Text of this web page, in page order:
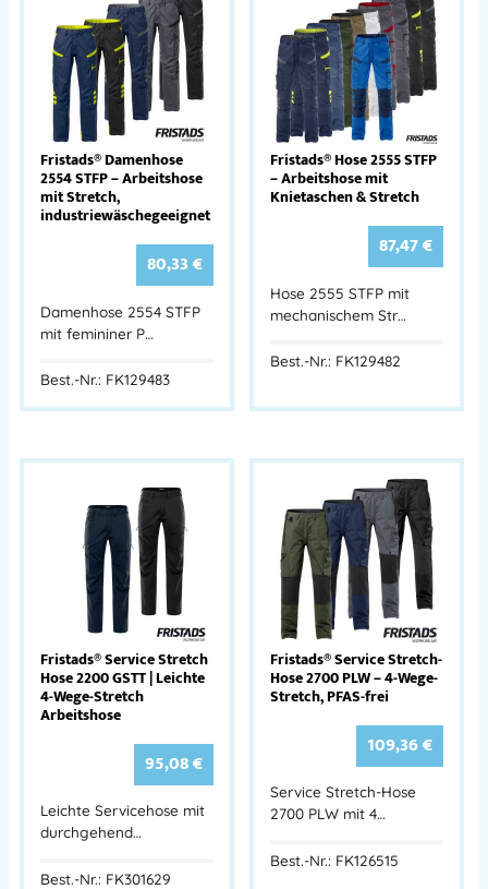
Fristads® Damenhose
2554 STFP – Arbeitshose
mit Stretch,
industriewäschegeeignet
80,33€
Damenhose 2554 STFP
mit femininer P…
Best.-Nr.: FK129483
Fristads® Hose 2555 STFP
– Arbeitshose mit
Knietaschen & Stretch
87,47€
Hose 2555 STFP mit
mechanischem Str…
Best.-Nr.: FK129482
Fristads® Service Stretch
Hose 2200 GSTT | Leichte
4-Wege-Stretch
Arbeitshose
95,08€
Leichte Servicehose mit
durchgehend…
Best.-Nr.: FK301629
Fristads® Service Stretch-
Hose 2700 PLW – 4-Wege-
Stretch, PFAS-frei
109,36€
Service Stretch-Hose
2700 PLW mit 4…
Best.-Nr.: FK126515